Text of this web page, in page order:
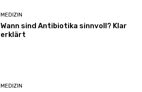
MEDIZIN
Wann sind Antibiotika sinnvoll? Klar
erklärt
MEDIZIN